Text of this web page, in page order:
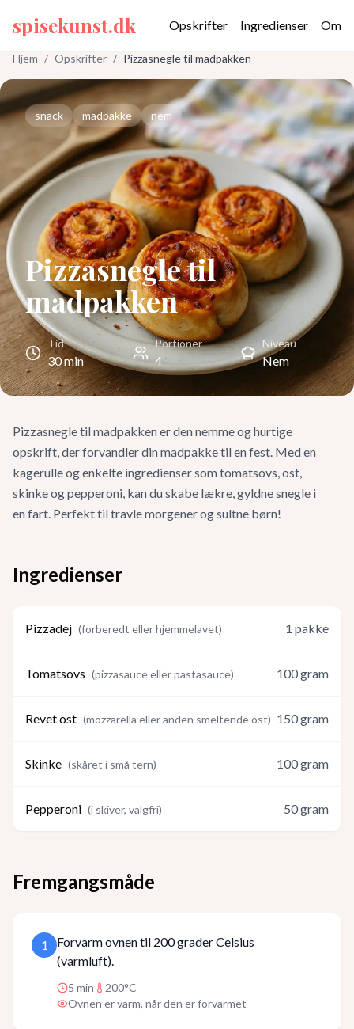
spisekunst.dk Opskrifter Ingredienser Om
Hjem / Opskrifter / Pizzasnegle til madpakken
snack madpakke nem
Pizzasnegle til
madpakken
Tid
30min
Portioner
4
Niveau
Nem
Pizzasnegle til madpakken er den nemme og hurtige
opskrift, der forvandler din madpakke til en fest. Med en
kagerulle og enkelte ingredienser som tomatsovs, ost,
skinke og pepperoni, kan du skabe lækre, gyldne snegle i
en fart. Perfekt til travle morgener og sultne børn!
Ingredienser
Pizzadej (forberedt eller hjemmelavet) 1 pakke
Tomatsovs (pizzasauce eller pastasauce) 100gram
Revet ost (mozzarella eller anden smeltende ost) 150gram
Skinke (skåret i små tern) 100gram
Pepperoni (i skiver, valgfri) 50gram
Fremgangsmåde
1
Forvarm ovnen til 200 grader Celsius
(varmluft).
5 min
200°C
Ovnen er varm, når den er forvarmet